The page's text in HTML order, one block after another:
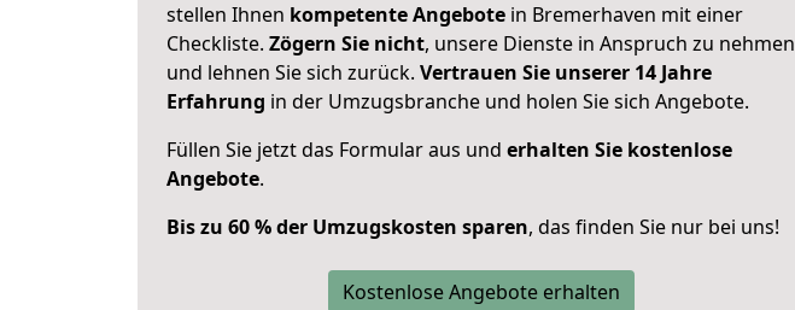
stellen Ihnen kompetente Angebote in Bremerhaven mit einer
Checkliste. Zögern Sie nicht, unsere Dienste in Anspruch zu nehmen
und lehnen Sie sich zurück. Vertrauen Sie unserer 14 Jahre
Erfahrung in der Umzugsbranche und holen Sie sich Angebote.
Füllen Sie jetzt das Formular aus und erhalten Sie kostenlose
Angebote.
Bis zu 60 % der Umzugskosten sparen, das finden Sie nur bei uns!
Kostenlose Angebote erhalten